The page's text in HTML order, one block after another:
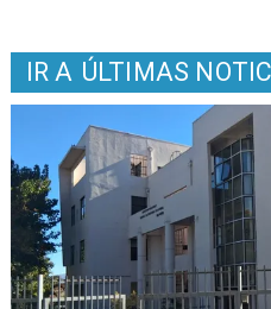
IR A ÚLTIMAS